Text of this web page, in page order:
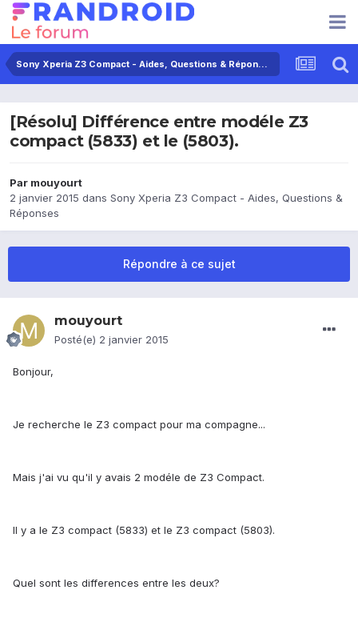
Sony Xperia Z3 Compact - Aides, Questions & Réponses
[Résolu] Différence entre modéle Z3
compact (5833) et le (5803).
Par mouyourt
2 janvier 2015 dans Sony Xperia Z3 Compact - Aides, Questions &
Réponses
Répondre à ce sujet
mouyourt
Posté(e) 2 janvier 2015
Bonjour,
Je recherche le Z3 compact pour ma compagne...
Mais j'ai vu qu'il y avais 2 modéle de Z3 Compact.
Il y a le Z3 compact (5833) et le Z3 compact (5803).
Quel sont les differences entre les deux?